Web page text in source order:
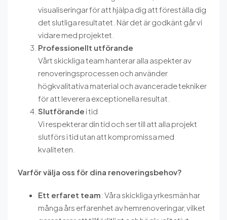
visualiseringar för att hjälpa dig att föreställa dig
det slutliga resultatet. När det är godkänt går vi
vidare med projektet.
Professionellt utförande
Vårt skickliga team hanterar alla aspekter av
renoveringsprocessen och använder
högkvalitativa material och avancerade tekniker
för att leverera exceptionella resultat.
Slutförande i tid
Vi respekterar din tid och ser till att alla projekt
slutförs i tid utan att kompromissa med
kvaliteten.
Varför välja oss för dina renoveringsbehov?
Ett erfaret team: Våra skickliga yrkesmän har
många års erfarenhet av hemrenoveringar, vilket